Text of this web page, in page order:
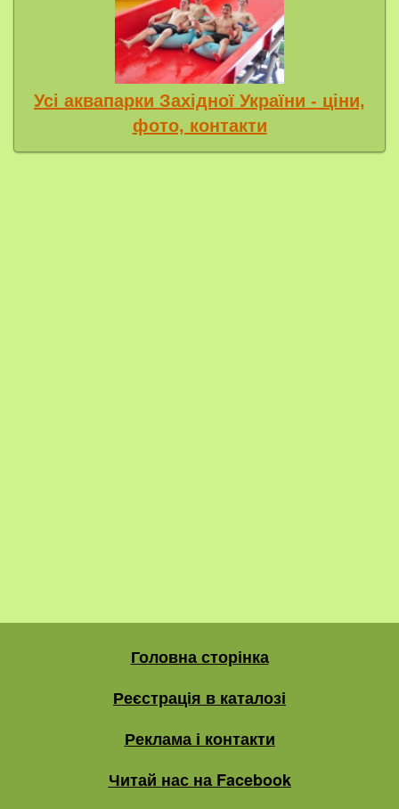
Усі аквапарки Західної України - ціни,
фото, контакти
Головна сторінка
Реєстрація в каталозі
Реклама і контакти
Читай нас на Facebook